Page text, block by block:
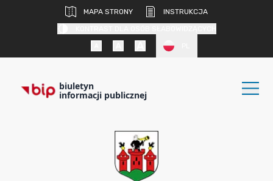
MAPA STRONY
INSTRUKCJA
biuletyn
informacji publicznej